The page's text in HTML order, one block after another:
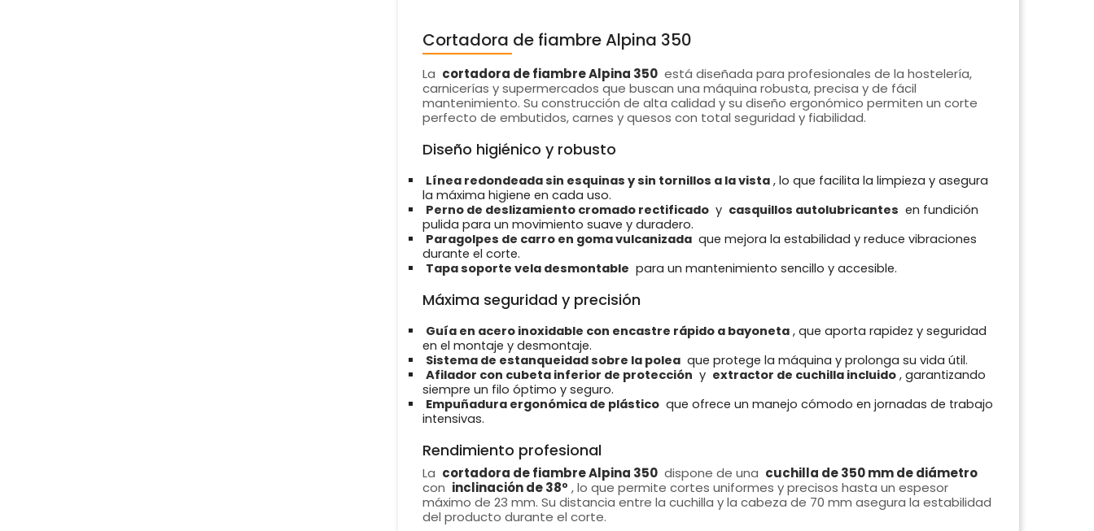
Cortadora de fiambre Alpina 350
La cortadora de fiambre Alpina 350 está diseñada para profesionales de la hostelería,
carnicerías y supermercados que buscan una máquina robusta, precisa y de fácil
mantenimiento. Su construcción de alta calidad y su diseño ergonómico permiten un corte
perfecto de embutidos, carnes y quesos con total seguridad y fiabilidad.
Diseño higiénico y robusto
Línea redondeada sin esquinas y sin tornillos a la vista , lo que facilita la limpieza y asegura
la máxima higiene en cada uso.
Perno de deslizamiento cromado rectificado y casquillos autolubricantes en fundición
pulida para un movimiento suave y duradero.
Paragolpes de carro en goma vulcanizada que mejora la estabilidad y reduce vibraciones
durante el corte.
Tapa soporte vela desmontable para un mantenimiento sencillo y accesible.
Máxima seguridad y precisión
Guía en acero inoxidable con encastre rápido a bayoneta , que aporta rapidez y seguridad
en el montaje y desmontaje.
Sistema de estanqueidad sobre la polea que protege la máquina y prolonga su vida útil.
Afilador con cubeta inferior de protección y extractor de cuchilla incluido , garantizando
siempre un filo óptimo y seguro.
Empuñadura ergonómica de plástico que ofrece un manejo cómodo en jornadas de trabajo
intensivas.
Rendimiento profesional
La cortadora de fiambre Alpina 350 dispone de una cuchilla de 350 mm de diámetro
con inclinación de 38º , lo que permite cortes uniformes y precisos hasta un espesor
máximo de 23 mm. Su distancia entre la cuchilla y la cabeza de 70 mm asegura la estabilidad
del producto durante el corte.